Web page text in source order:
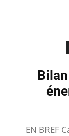
EN BREF